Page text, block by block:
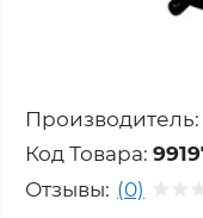
Производитель:
Код Товара:
Отзывы: (0)